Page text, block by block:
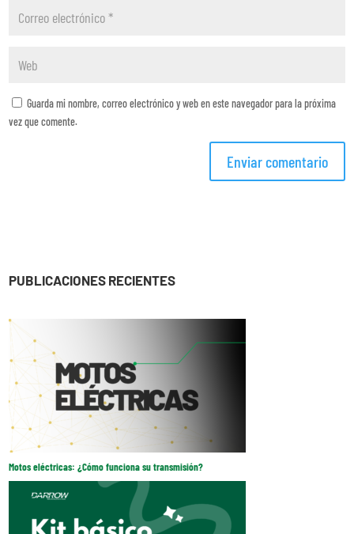
Guarda mi nombre, correo electrónico y web en este navegador para la próxima
vez que comente.
PUBLICACIONES RECIENTES
Motos eléctricas: ¿Cómo funciona su transmisión?